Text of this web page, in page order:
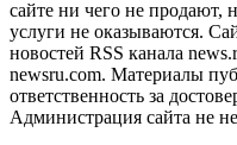
сайте ни чего не продают,
услуги не оказываются.
новостей RSS канала
newsru.com. Материалы
ответственность за
Администрация сайта не